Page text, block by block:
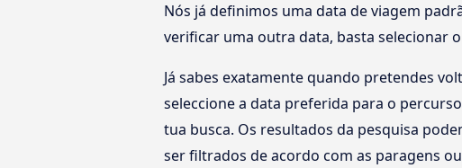
Nós já definimos uma data de viagem
verificar uma outra data, basta selecionar
Já sabes exatamente quando pretendes
seleccione a data preferida para o
tua busca. Os resultados da pesquisa
ser filtrados de acordo com as paragens